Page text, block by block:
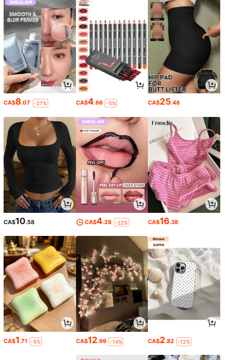
CA$8.07 -27% CA$4.66 -5% CA$25.48
CA$10.58 CA$4.28 -22% CA$16.38
CA$1.71 -5% CA$12.99 -14% CA$2.82 -12%